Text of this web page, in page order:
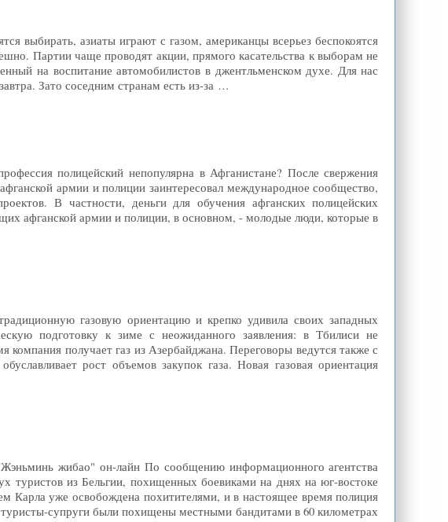
выбирать, азиаты играют с газом, американцы всерьез беспокоятся
Партии чаще проводят акции, прямого касательства к выборам не
на воспитание автомобилистов в джентльменском духе. Для нас
Зато соседним странам есть из-за …
полицейский непопулярна в Афганистане? После свержения
армии и полиции заинтересовал международное сообщество,
В частности, деньги для обучения афганских полицейских
афганской армии и полиции, в основном, - молодые люди, которые в
газовую ориентацию и крепко удивила своих западных
подготовку к зиме с неожиданного заявления: в Тбилиси не
компания получает газ из Азербайджана. Переговоры ведутся также с
рост объемов закупок газа. Новая газовая ориентация
жибао" он-лайн По сообщению информационного агентства
туристов из Бельгии, похищенных боевиками на днях на юг-востоке
Карла уже освобождена похитителями, и в настоящее время полиция
супруги были похищены местными бандитами в 60 километрах